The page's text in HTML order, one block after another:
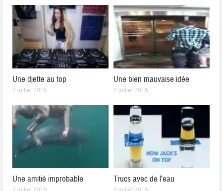
Une djette au top
2 juillet 2015
Une bien mauvaise idée
2 juillet 2015
Une amitié improbable Trucs avec de l’eau